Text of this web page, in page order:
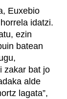
Euxebio
idatzi.
ezin
batean
zakar bat jo
alde
lagata”,